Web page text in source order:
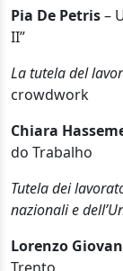
Pia De Petris–
II”
La tutela del
crowdwork
Chiara
do Trabalho
Tutela dei
nazionali e
Lorenzo